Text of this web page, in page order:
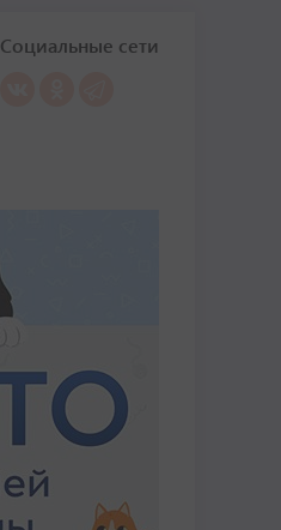
Социальные сети